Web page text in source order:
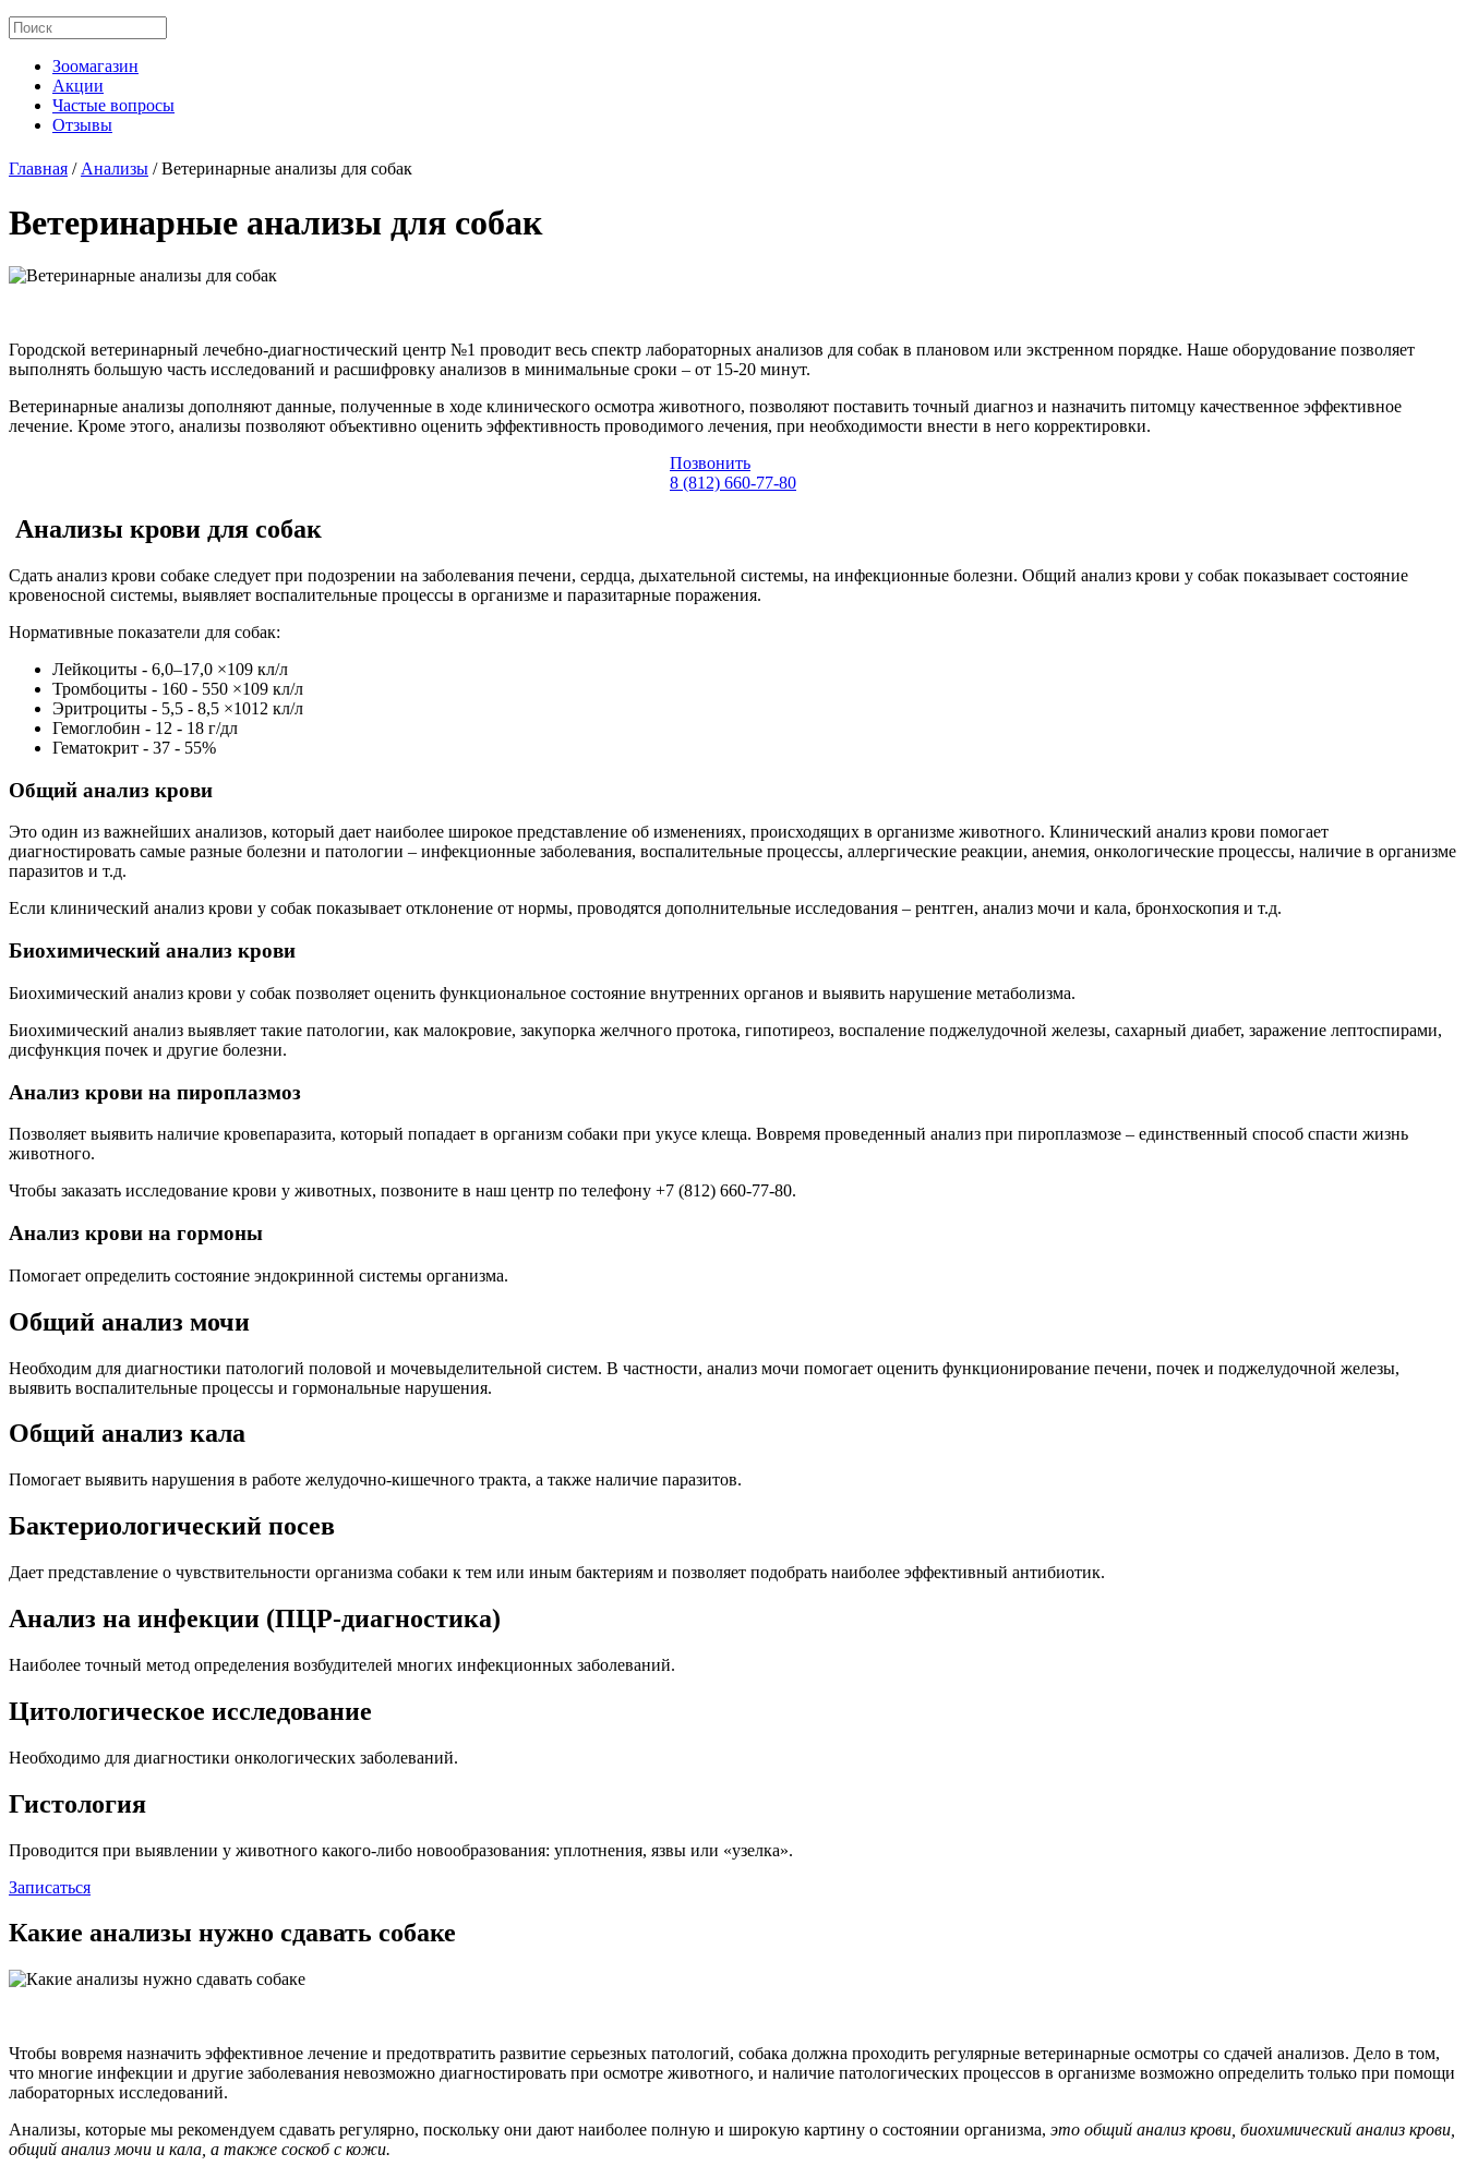
Зоомагазин
Акции
Частые вопросы
Отзывы
Главная / Анализы /Ветеринарные анализы для собак
Ветеринарные анализы для собак
Городской ветеринарный лечебно-диагностический центр №1 проводит весь спектр лабораторных анализов для собак в плановом или экстренном порядке. Наше оборудование позволяет
выполнять большую часть исследований и расшифровку анализов в минимальные сроки – от 15-20 минут.
Ветеринарные анализы дополняют данные, полученные в ходе клинического осмотра животного, позволяют поставить точный диагноз и назначить питомцу качественное эффективное
лечение. Кроме этого, анализы позволяют объективно оценить эффективность проводимого лечения, при необходимости внести в него корректировки.
Позвонить
8 (812) 660-77-80
Анализы крови для собак
Сдать анализ крови собаке следует при подозрении на заболевания печени, сердца, дыхательной системы, на инфекционные болезни. Общий анализ крови у собак показывает состояние
кровеносной системы, выявляет воспалительные процессы в организме и паразитарные поражения.
Нормативные показатели для собак:
Лейкоциты - 6,0–17,0 ×109 кл/л
Тромбоциты - 160 - 550 ×109 кл/л
Эритроциты - 5,5 - 8,5 ×1012 кл/л
Гемоглобин - 12 - 18 г/дл
Гематокрит - 37 - 55%
Общий анализ крови
Это один из важнейших анализов, который дает наиболее широкое представление об изменениях, происходящих в организме животного. Клинический анализ крови помогает
диагностировать самые разные болезни и патологии – инфекционные заболевания, воспалительные процессы, аллергические реакции, анемия, онкологические процессы, наличие в организме
паразитов и т.д.
Если клинический анализ крови у собак показывает отклонение от нормы, проводятся дополнительные исследования – рентген, анализ мочи и кала, бронхоскопия и т.д.
Биохимический анализ крови
Биохимический анализ крови у собак позволяет оценить функциональное состояние внутренних органов и выявить нарушение метаболизма.
Биохимический анализ выявляет такие патологии, как малокровие, закупорка желчного протока, гипотиреоз, воспаление поджелудочной железы, сахарный диабет, заражение лептоспирами,
дисфункция почек и другие болезни.
Анализ крови на пироплазмоз
Позволяет выявить наличие кровепаразита, который попадает в организм собаки при укусе клеща. Вовремя проведенный анализ при пироплазмозе – единственный способ спасти жизнь
животного.
Чтобы заказать исследование крови у животных, позвоните в наш центр по телефону +7 (812) 660-77-80.
Анализ крови на гормоны
Помогает определить состояние эндокринной системы организма.
Общий анализ мочи
Необходим для диагностики патологий половой и мочевыделительной систем. В частности, анализ мочи помогает оценить функционирование печени, почек и поджелудочной железы,
выявить воспалительные процессы и гормональные нарушения.
Общий анализ кала
Помогает выявить нарушения в работе желудочно-кишечного тракта, а также наличие паразитов.
Бактериологический посев
Дает представление о чувствительности организма собаки к тем или иным бактериям и позволяет подобрать наиболее эффективный антибиотик.
Анализ на инфекции (ПЦР-диагностика)
Наиболее точный метод определения возбудителей многих инфекционных заболеваний.
Цитологическое исследование
Необходимо для диагностики онкологических заболеваний.
Гистология
Проводится при выявлении у животного какого-либо новообразования: уплотнения, язвы или «узелка».
Записаться
Какие анализы нужно сдавать собаке
Чтобы вовремя назначить эффективное лечение и предотвратить развитие серьезных патологий, собака должна проходить регулярные ветеринарные осмотры со сдачей анализов. Дело в том,
что многие инфекции и другие заболевания невозможно диагностировать при осмотре животного, и наличие патологических процессов в организме возможно определить только при помощи
лабораторных исследований.
Анализы, которые мы рекомендуем сдавать регулярно, поскольку они дают наиболее полную и широкую картину о состоянии организма, это общий анализ крови, биохимический анализ крови,
общий анализ мочи и кала, а также соскоб с кожи.